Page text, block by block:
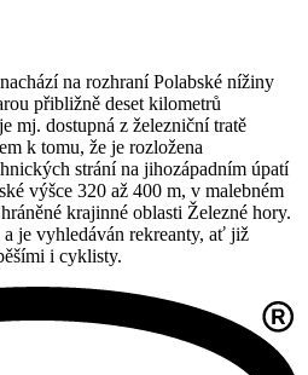
na rozhraní Polabské nížiny
přibližně deset kilometrů
mj. dostupná z železniční tratě
k tomu, že je rozložena
strání na jihozápadním úpatí
výšce 320 až 400 m, v malebném
krajinné oblasti Železné hory.
je vyhledáván rekreanty, ať již
i cyklisty.